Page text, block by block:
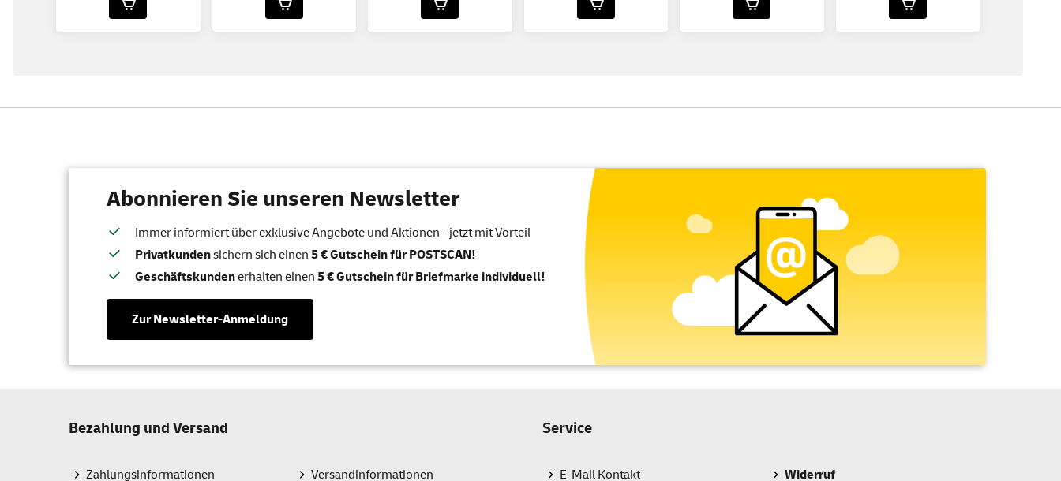
Abonnieren Sie unseren Newsletter
Immer informiert über exklusive Angebote und Aktionen - jetzt mit Vorteil
Privatkundensichern sich einen 5 € Gutschein für POSTSCAN!
Geschäftskundenerhalten einen 5 € Gutschein für Briefmarke individuell!
Zur Newsletter-Anmeldung
Bezahlung und Versand
Zahlungsinformationen Versandinformationen
Service
E-Mail Kontakt Widerruf